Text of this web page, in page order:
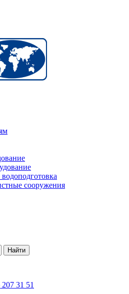
сооружения
Найти
31 51